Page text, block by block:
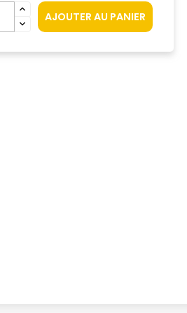
AJOUTER AU PANIER